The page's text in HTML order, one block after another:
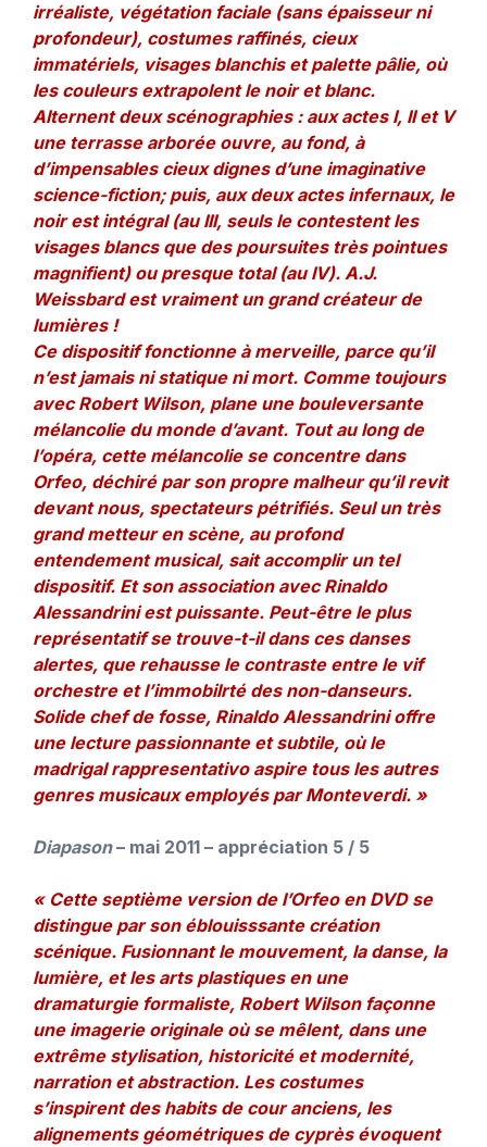
irréaliste, végétation faciale (sans épaisseur ni
profondeur), costumes raffinés, cieux
immatériels, visages blanchis et palette pâlie, où
les couleurs extrapolent le noir et blanc.
Alternent deux scénographies : aux actes I, II et V
une terrasse arborée ouvre, au fond, à
d’impensables cieux dignes d’une imaginative
science-fiction; puis, aux deux actes infernaux, le
noir est intégral (au III, seuls le contestent les
visages blancs que des poursuites très pointues
magnifient) ou presque total (au IV). A.J.
Weissbard est vraiment un grand créateur de
lumières !
Ce dispositif fonctionne à merveille, parce qu’il
n’est jamais ni statique ni mort. Comme toujours
avec Robert Wilson, plane une bouleversante
mélancolie du monde d’avant. Tout au long de
l’opéra, cette mélancolie se concentre dans
Orfeo, déchiré par son propre malheur qu’il revit
devant nous, spectateurs pétrifiés. Seul un très
grand metteur en scène, au profond
entendement musical, sait accomplir un tel
dispositif. Et son association avec Rinaldo
Alessandrini est puissante. Peut-être le plus
représentatif se trouve-t-il dans ces danses
alertes, que rehausse le contraste entre le vif
orchestre et l’immobilrté des non-danseurs.
Solide chef de fosse, Rinaldo Alessandrini offre
une lecture passionnante et subtile, où le
madrigal rappresentativo aspire tous les autres
genres musicaux employés par Monteverdi. »
Diapason– mai 2011 – appréciation 5 / 5
« Cette septième version de l’Orfeo en DVD se
distingue par son éblouisssante création
scénique. Fusionnant le mouvement, la danse, la
lumière, et les arts plastiques en une
dramaturgie formaliste, Robert Wilson façonne
une imagerie originale où se mêlent, dans une
extrême stylisation, historicité et modernité,
narration et abstraction. Les costumes
s’inspirent des habits de cour anciens, les
alignements géométriques de cyprès évoquent